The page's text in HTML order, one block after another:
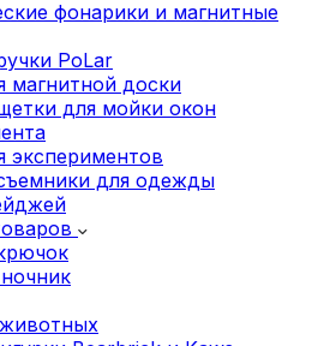
фонарики и магнитные
PoLar
магнитной доски
для мойки окон
экспериментов
для одежды